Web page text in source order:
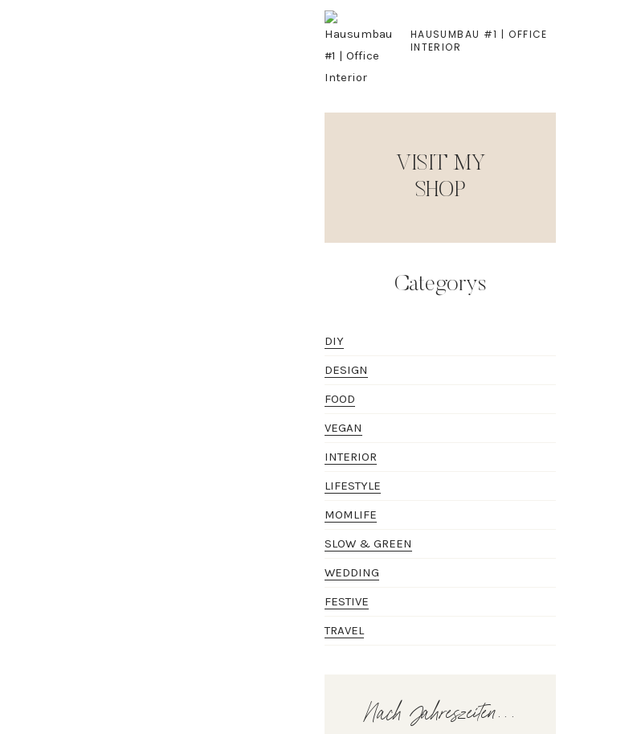
HAUSUMBAU #1 | OFFICE
INTERIOR
VISIT MY
SHOP
Categorys
DIY
DESIGN
FOOD
VEGAN
INTERIOR
LIFESTYLE
MOMLIFE
SLOW & GREEN
WEDDING
FESTIVE
TRAVEL
Nach Jahreszeiten...